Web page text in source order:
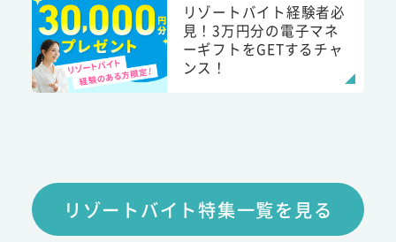
リゾートバイト経験者必
見！3万円分の電子マネ
ーギフトをGETするチャ
ンス！
リゾートバイト特集一覧を見る